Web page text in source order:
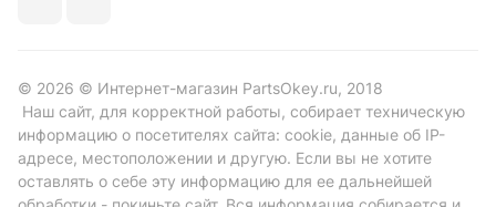
© 2026 © Интернет-магазин PartsOkey.ru, 2018
Наш сайт, для корректной работы, собирает техническую
информацию о посетителях сайта: cookie, данные об IP-
адресе, местоположении и другую. Если вы не хотите
оставлять о себе эту информацию для ее дальнейшей